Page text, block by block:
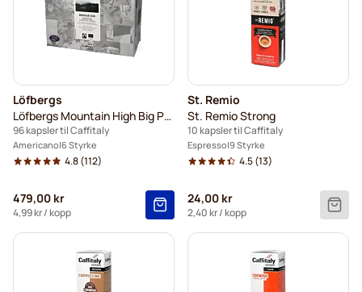
Löfbergs
Löfbergs Mountain High Big Pack
96 kapsler til Caffitaly
Americano 6 Styrke
4.8(112)
479,00 kr
4,99 kr/ kopp
St. Remio
St. Remio Strong
10 kapsler til Caffitaly
Espresso 9 Styrke
4.5(13)
24,00 kr
2,40 kr/ kopp